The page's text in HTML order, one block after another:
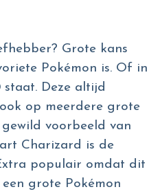
Grote kans
Pokémon is. Of in
Deze altijd
op meerdere grote
voorbeeld van
Charizard is de
populair omdat dit
grote Pokémon